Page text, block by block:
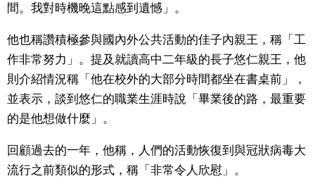
運動
娛樂
教育
間。我對時機晚這點感到遺憾」。
他也稱讚積極參與國內外公共活動的佳子內親王，稱「工
作非常努力」。提及就讀高中二年級的長子悠仁親王，他
則介紹情況稱「他在校外的大部分時間都坐在書桌前」，
並表示，談到悠仁的職業生涯時說「畢業後的路，最重要
的是他想做什麼」。
回顧過去的一年，他稱，人們的活動恢復到與冠狀病毒大
流行之前類似的形式，稱「非常令人欣慰」。